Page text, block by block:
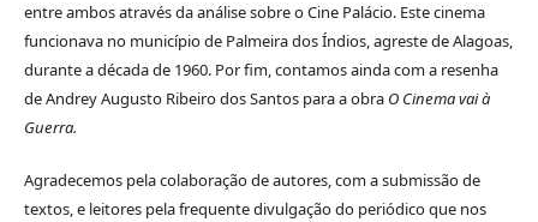
entre ambos através da análise sobre o Cine Palácio. Este cinema
funcionava no município de Palmeira dos Índios, agreste de Alagoas,
durante a década de 1960. Por fim, contamos ainda com a resenha
de Andrey Augusto Ribeiro dos Santos para a obra O Cinema vai à
Guerra.
Agradecemos pela colaboração de autores, com a submissão de
textos, e leitores pela frequente divulgação do periódico que nos